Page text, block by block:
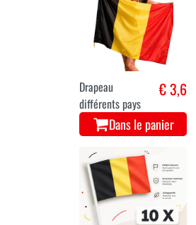
Drapeau
différents pays
€ 3,6
Dans le panier